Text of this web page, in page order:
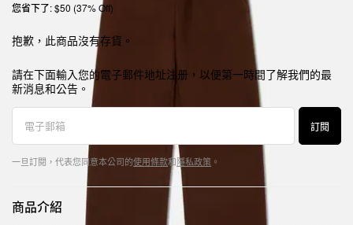
您省下了: $50 (37% Off)
抱歉，此商品沒有存貨。
請在下面輸入您的電子郵件地址注册，以便第一時間了解我們的最
新消息和公告。
訂閱
一旦訂閱，代表您同意本公司的使用條款和隱私政策 。
商品介紹